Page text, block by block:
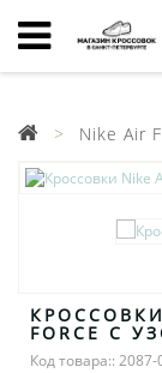
Nike Air
КРОССОВКИ
FORCE С
Код товара:: 2087-